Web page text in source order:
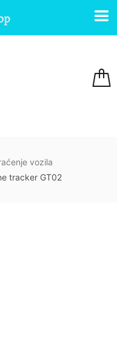
vozila
tracker GT02